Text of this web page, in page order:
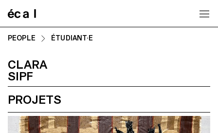
PEOPLE ÉTUDIANT·E
CLARA
SIPF
PROJETS